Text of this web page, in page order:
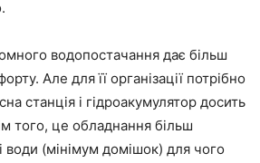
водопостачання дає більш
Але для її організації потрібно
станція і гідроакумулятор досить
того, це обладнання більш
води (мінімум домішок) для чого